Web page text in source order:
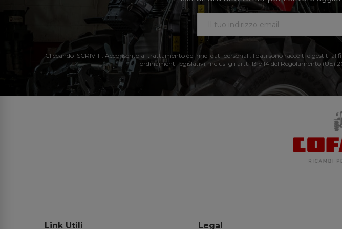
Cliccando ISCRIVITI: Acconsento al trattamento dei miei dati personali. I dati sono raccolti e gestiti
ordinamenti legislativi, inclusi gli artt. 13 e 14 del Regolamento (UE)
Link Utili Legal